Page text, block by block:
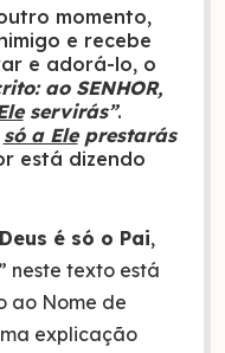
momento,
e recebe
e adorá-lo, o
ao SENHOR,
servirás”.
só a Eleprestarás
está dizendo
Deus é só o Pai,
neste texto está
ao Nome de
explicação